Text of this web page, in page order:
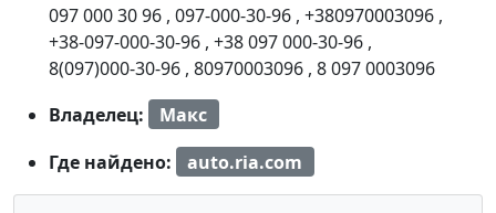
097 000 30 96 , 097-000-30-96 , +380970003096 ,
+38-097-000-30-96 , +38 097 000-30-96 ,
8(097)000-30-96 , 80970003096 , 8 097 0003096
Владелец:
Макс
Где найдено:
auto.ria.com